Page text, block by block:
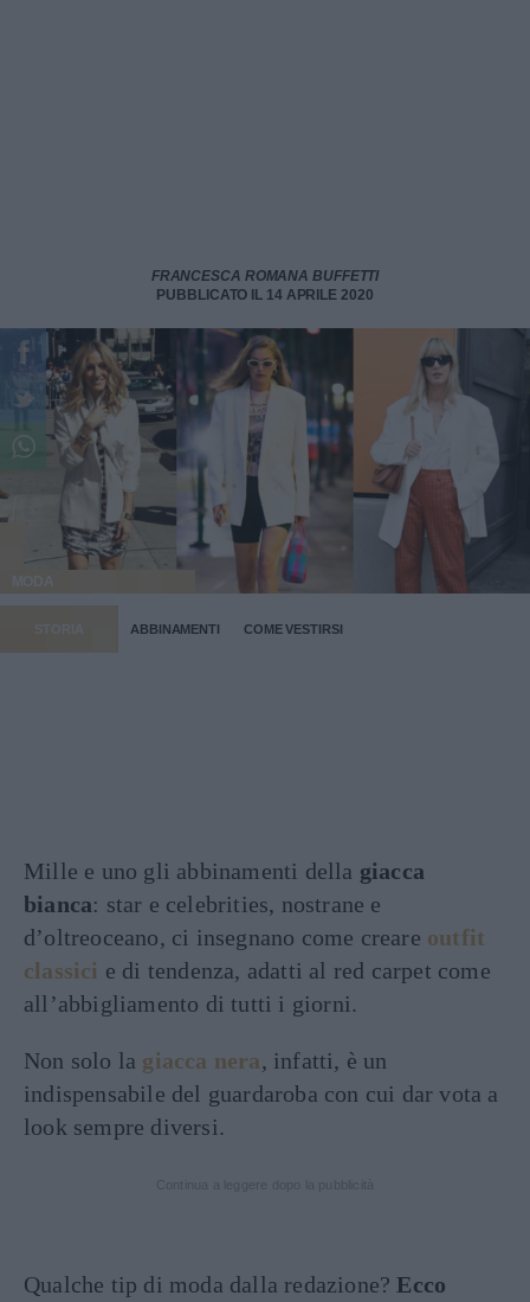
FRANCESCA ROMANA BUFFETTI
PUBBLICATO IL 14 APRILE 2020
MODA
STORIA ABBINAMENTI COME VESTIRSI
Mille e uno gli abbinamenti della giacca
bianca: star e celebrities, nostrane e
d’oltreoceano, ci insegnano come creare outfit
classici e di tendenza, adatti al red carpet come
all’abbigliamento di tutti i giorni.
Non solo la giacca nera, infatti, è un
indispensabile del guardaroba con cui dar vota a
look sempre diversi.
Qualche tip di moda dalla redazione?Ecco